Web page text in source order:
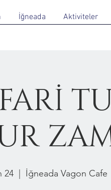
İğneada Aktiviteler
24
  |
İğneada Vagon Cafe